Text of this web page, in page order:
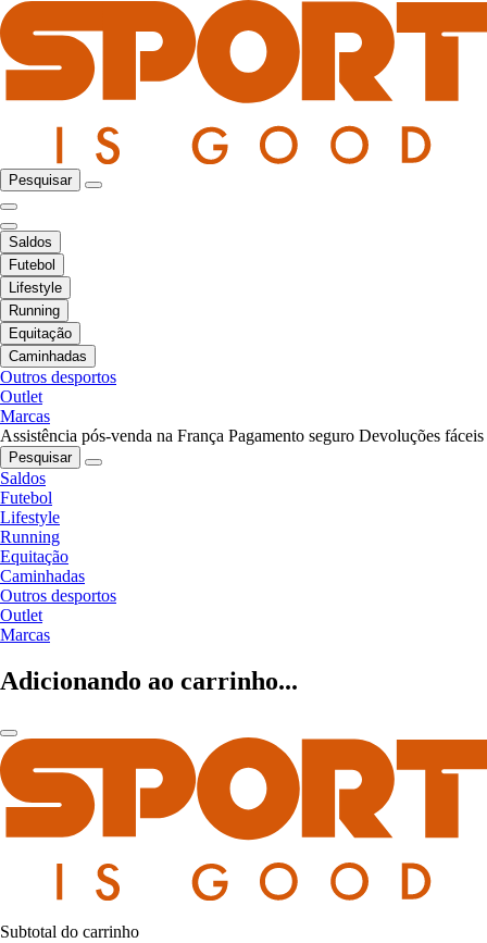
Pesquisar
Saldos
Futebol
Lifestyle
Running
Equitação
Caminhadas
Outros desportos
Outlet
Marcas
Assistência pós-venda na França Pagamento seguro Devoluções fáceis
Pesquisar
Saldos
Futebol
Lifestyle
Running
Equitação
Caminhadas
Outros desportos
Outlet
Marcas
Adicionando ao carrinho...
Subtotal do carrinho